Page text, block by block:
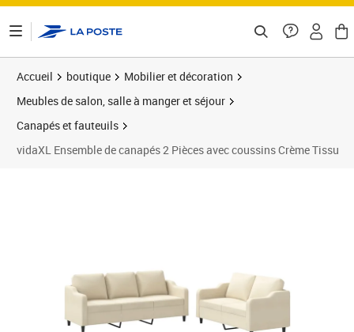
Accueil boutique
Mobilier et décoration
Meubles de salon, salle à manger et séjour
Canapés et fauteuils
vidaXL Ensemble de canapés 2 Pièces avec coussins Crème Tissu